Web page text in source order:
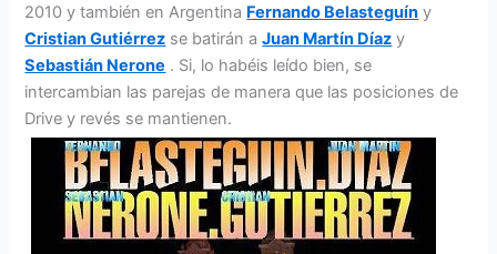
2010 y también en Argentina Fernando Belasteguín y
Cristian Gutiérrez se batirán aJuan Martín Díaz y
Sebastián Nerone . Si, lo habéis leído bien, se
intercambian las parejas de manera que las posiciones de
Drive y revés se mantienen.